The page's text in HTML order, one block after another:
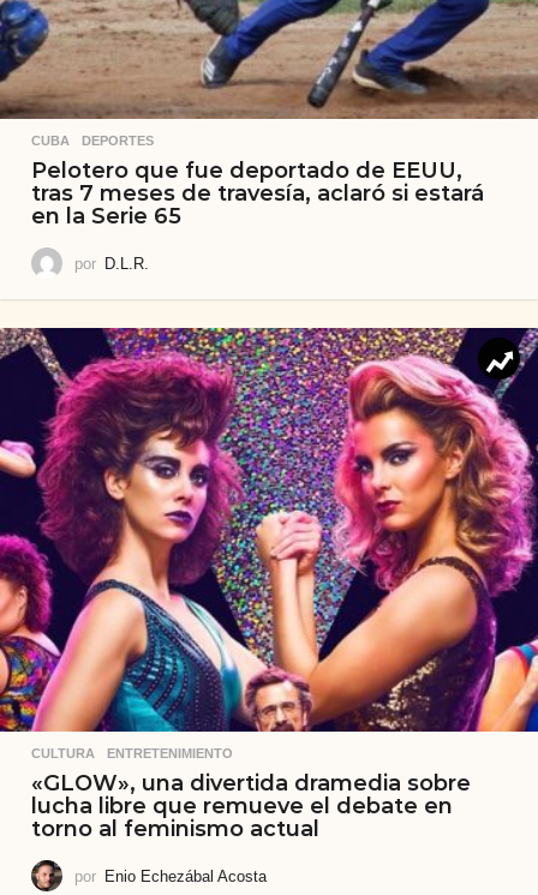
CUBA ,DEPORTES
Pelotero que fue deportado de EEUU,
tras 7 meses de travesía, aclaró si estará
en la Serie 65
por D.L.R.
CULTURA ,ENTRETENIMIENTO
«GLOW», una divertida dramedia sobre
lucha libre que remueve el debate en
torno al feminismo actual
por Enio Echezábal Acosta